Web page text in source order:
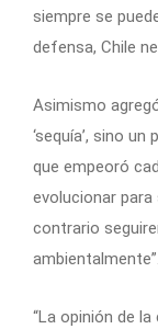
siempre se
defensa, Chile
Asimismo
‘sequía’, sino
que empeoró
evolucionar
contrario
ambientalmente”.
“La opinión de